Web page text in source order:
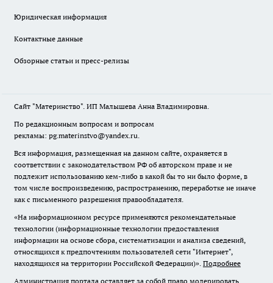
Юридическая информация
Контактные данные
Обзорные статьи и пресс-релизы
Сайт "Материнство". ИП Малышева Анна Владимировна.
По редакционным вопросам и вопросам
рекламы: pg.materinstvo@yandex.ru.
Вся информация, размещенная на данном сайте, охраняется в
соответствии с законодательством РФ об авторском праве и не
подлежит использованию кем-либо в какой бы то ни было форме, в
том числе воспроизведению, распространению, переработке не иначе
как с письменного разрешения правообладателя.
«На информационном ресурсе применяются рекомендательные
технологии (информационные технологии предоставления
информации на основе сбора, систематизации и анализа сведений,
относящихся к предпочтениям пользователей сети "Интернет",
находящихся на территории Российской Федерации)». Подробнее
Администрация портала оставляет за собой право модерировать